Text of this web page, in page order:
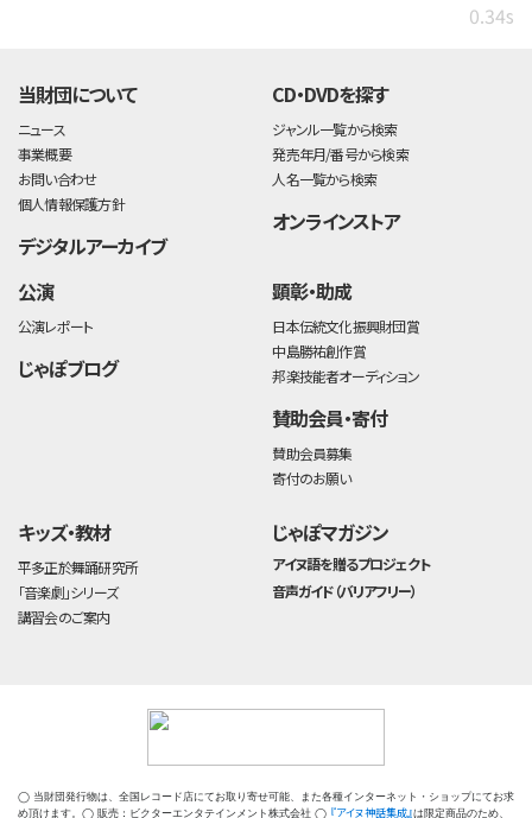
0.34s
当財団について
ニュース
事業概要
お問い合わせ
個人情報保護方針
デジタルアーカイブ
CD・DVDを探す
ジャンル一覧から検索
発売年月/番号から検索
人名一覧から検索
オンラインストア
公演
公演レポート
じゃぽブログ
顕彰・助成
日本伝統文化振興財団賞
中島勝祐創作賞
邦楽技能者オーディション
賛助会員・寄付
賛助会員募集
寄付のお願い
キッズ・教材
平多正於舞踊研究所
「音楽劇」シリーズ
講習会のご案内
じゃぽマガジン
アイヌ語を贈るプロジェクト
音声ガイド（バリアフリー）
◯ 当財団発行物は、全国レコード店にてお取り寄せ可能、また各種インターネット・ショップにてお求
め頂けます。◯ 販売：ビクターエンタテインメント株式会社 ◯ 『アイヌ神話集成』は限定商品のため、